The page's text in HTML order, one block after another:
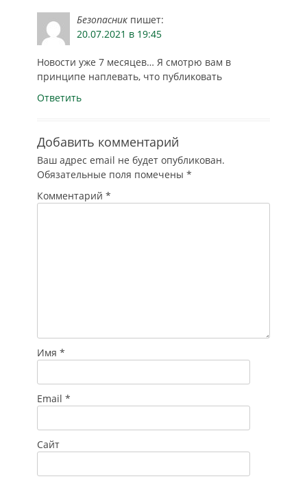
Безопасник пишет:
20.07.2021 в 19:45
Новости уже 7 месяцев… Я смотрю вам в
принципе наплевать, что публиковать
Ответить
Добавить комментарий
Ваш адрес email не будет опубликован.
Обязательные поля помечены *
Комментарий *
Имя *
Email *
Сайт